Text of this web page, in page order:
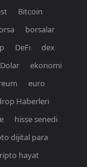
Bitcoin
borsalar
DeFi
dex
Dolar
ekonomi
euro
Haberleri
hisse senedi
dijital para
hayat